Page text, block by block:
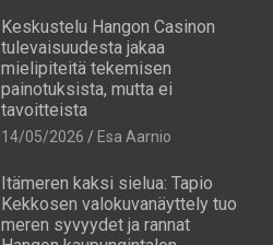
Keskustelu Hangon Casinon
tulevaisuudesta jakaa
mielipiteitä tekemisen
painotuksista, mutta ei
tavoitteista
14/05/2026 Esa Aarnio
Itämeren kaksi sielua: Tapio
Kekkosen valokuvanäyttely tuo
meren syvyydet ja rannat